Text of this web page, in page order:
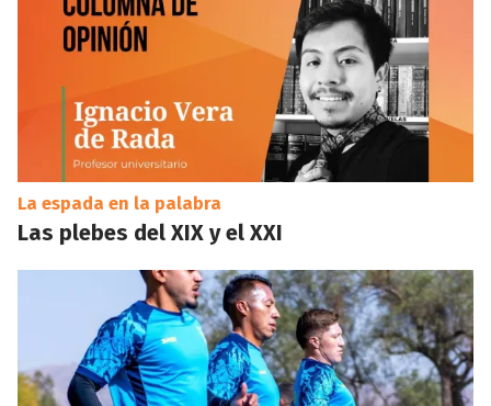
La espada en la palabra
Las plebes del XIX y el XXI